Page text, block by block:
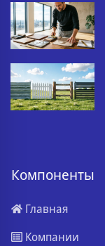
Компоненты
Главная
Компании